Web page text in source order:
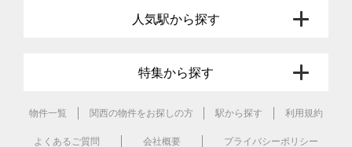
人気駅から探す
特集から探す
物件一覧 関西の物件をお探しの方 駅から探す 利用規約
よくあるご質問 会社概要 プライバシーポリシー